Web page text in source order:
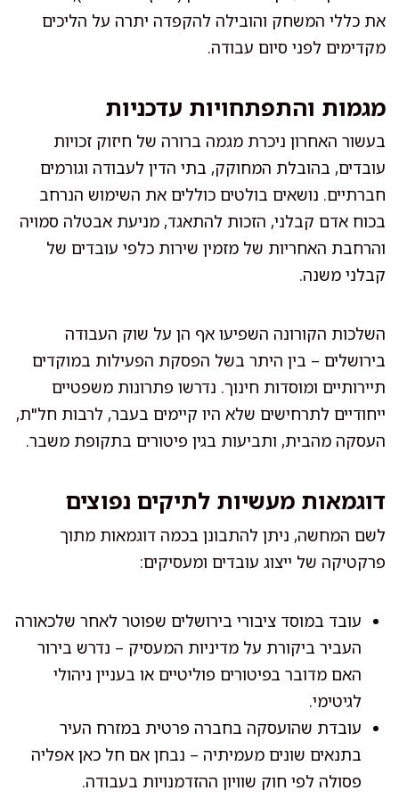
את כללי המשחק והובילה להקפדה יתרה על הליכים
מקדימים לפני סיום עבודה.
מגמות והתפתחויות עדכניות
בעשור האחרון ניכרת מגמה ברורה של חיזוק זכויות
עובדים, בהובלת המחוקק, בתי הדין לעבודה וגורמים
חברתיים. נושאים בולטים כוללים את השימוש הנרחב
בכוח אדם קבלני, הזכות להתאגד, מניעת אבטלה סמויה
והרחבת האחריות של מזמין שירות כלפי עובדים של
קבלני משנה.
השלכות הקורונה השפיעו אף הן על שוק העבודה
בירושלים – בין היתר בשל הפסקת הפעילות במוקדים
תיירותיים ומוסדות חינוך. נדרשו פתרונות משפטיים
ייחודיים לתרחישים שלא היו קיימים בעבר, לרבות חל"ת,
העסקה מהבית, ותביעות בגין פיטורים בתקופת משבר.
דוגמאות מעשיות לתיקים נפוצים
לשם המחשה, ניתן להתבונן בכמה דוגמאות מתוך
פרקטיקה של ייצוג עובדים ומעסיקים:
עובד במוסד ציבורי בירושלים שפוטר לאחר שלכאורה
העביר ביקורת על מדיניות המעסיק – נדרש בירור
האם מדובר בפיטורים פוליטיים או בעניין ניהולי
לגיטימי.
עובדת שהועסקה בחברה פרטית במזרח העיר
בתנאים שונים מעמיתיה – נבחן אם חל כאן אפליה
פסולה לפי חוק שוויון ההזדמנויות בעבודה.